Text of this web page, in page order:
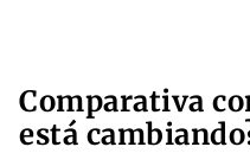
Comparativa
está